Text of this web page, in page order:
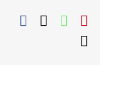
Facebook